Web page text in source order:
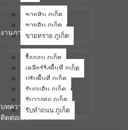
ขายหิน ภูเก็ต
ขายดิน ภูเก็ต
ขายทราย ภูเก็ต
งานภาคสนาม
รื้อถอน ภูเก็ต
เคลียร์ริ่งพื้นที่ ภูเก็ต
ปรับพื้นที่ ภูเก็ต
รับถมดิน ภูเก็ต
รับวางท่อ ภูเก็ต
รับทำถนน ภูเก็ต
บทความ
ติดต่อเรา